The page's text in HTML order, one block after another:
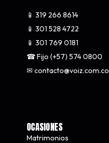
📱 319 266 8614
📱 301 528 4722
📱 301 769 0181
☎ Fijo (+57) 574 0800
✉ contacto@voiz.com.co
OCASIONES
Matrimonios